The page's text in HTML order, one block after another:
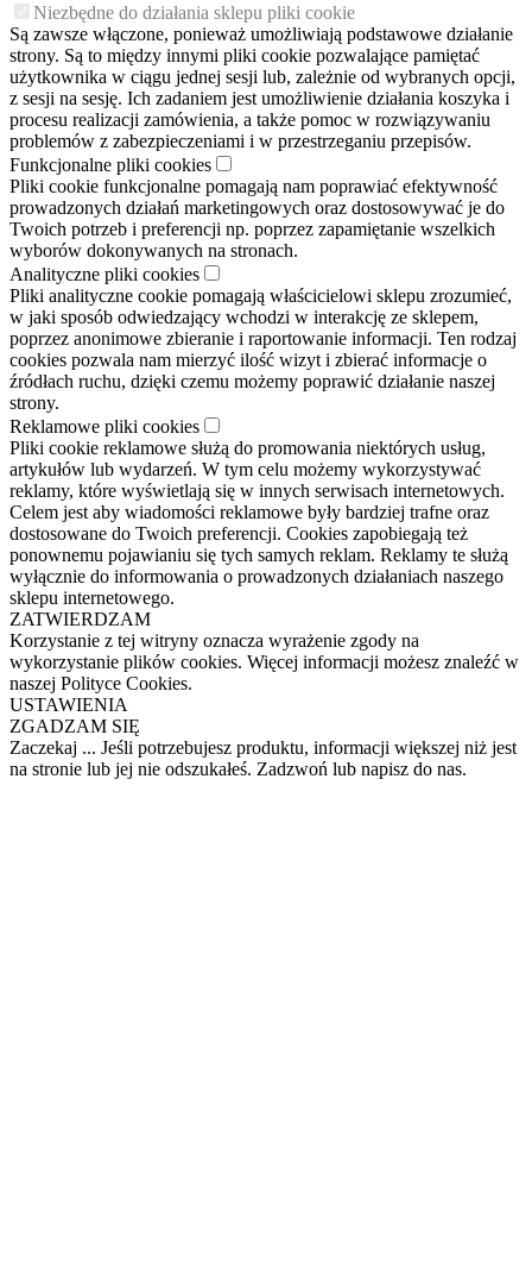
Niezbędne do działania sklepu pliki cookie
Są zawsze włączone, ponieważ umożliwiają podstawowe działanie
strony. Są to między innymi pliki cookie pozwalające pamiętać
użytkownika w ciągu jednej sesji lub, zależnie od wybranych opcji,
z sesji na sesję. Ich zadaniem jest umożliwienie działania koszyka i
procesu realizacji zamówienia, a także pomoc w rozwiązywaniu
problemów z zabezpieczeniami i w przestrzeganiu przepisów.
Funkcjonalne pliki cookies
Pliki cookie funkcjonalne pomagają nam poprawiać efektywność
prowadzonych działań marketingowych oraz dostosowywać je do
Twoich potrzeb i preferencji np. poprzez zapamiętanie wszelkich
wyborów dokonywanych na stronach.
Analityczne pliki cookies
Pliki analityczne cookie pomagają właścicielowi sklepu zrozumieć,
w jaki sposób odwiedzający wchodzi w interakcję ze sklepem,
poprzez anonimowe zbieranie i raportowanie informacji. Ten rodzaj
cookies pozwala nam mierzyć ilość wizyt i zbierać informacje o
źródłach ruchu, dzięki czemu możemy poprawić działanie naszej
strony.
Reklamowe pliki cookies
Pliki cookie reklamowe służą do promowania niektórych usług,
artykułów lub wydarzeń. W tym celu możemy wykorzystywać
reklamy, które wyświetlają się w innych serwisach internetowych.
Celem jest aby wiadomości reklamowe były bardziej trafne oraz
dostosowane do Twoich preferencji. Cookies zapobiegają też
ponownemu pojawianiu się tych samych reklam. Reklamy te służą
wyłącznie do informowania o prowadzonych działaniach naszego
sklepu internetowego.
ZATWIERDZAM
Korzystanie z tej witryny oznacza wyrażenie zgody na
wykorzystanie plików cookies. Więcej informacji możesz znaleźć w
naszej Polityce Cookies.
USTAWIENIA
ZGADZAM SIĘ
Zaczekaj ... Jeśli potrzebujesz produktu, informacji większej niż jest
na stronie lub jej nie odszukałeś. Zadzwoń lub napisz do nas.